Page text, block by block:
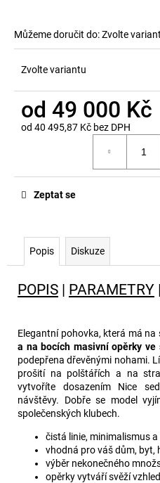
Můžeme doručit do:Zvolte
Zvolte variantu
od 49 000 Kč
od 40 495,87 Kč bez DPH
Zeptat se
Popis Diskuze
POPIS | PARAMETRY |
Elegantní pohovka, která má
a na bocích masivní opěrky ve
podepřena dřevěnými nohami.
prošití na polštářích a na
vytvoříte dosazením Nice
návštěvy. Dobře se model
společenských klubech.
čistá linie, minimalismus a
vhodná pro váš dům, byt,
výběr nekonečného
opěrky vytváří svěží